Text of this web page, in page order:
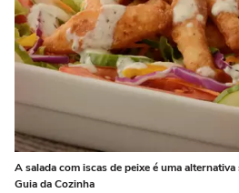
A salada com iscas de peixe é uma
Guia da Cozinha